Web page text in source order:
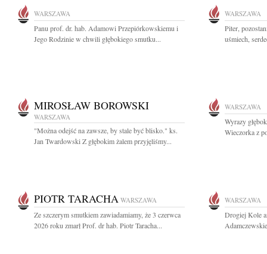
WARSZAWA
Panu prof. dr. hab. Adamowi Przepiórkowskiemu i
Jego Rodzinie w chwili głębokiego smutku...
WARSZAWA
Piter,
uśmiech,
MIROSŁAW BOROWSKI
WARSZAWA
"Można odejść na zawsze, by stale być blisko." ks.
Jan Twardowski Z głębokim żalem przyjęliśmy...
WARSZAWA
Wyrazy
Wieczorka z
PIOTR TARACHA WARSZAWA
Ze szczerym smutkiem zawiadamiamy, że 3 czerwca
2026 roku zmarł Prof. dr hab. Piotr Taracha...
WARSZAWA
Drogiej Kole